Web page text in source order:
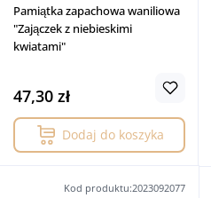
Pamiątka zapachowa waniliowa
"Zajączek z niebieskimi
kwiatami"
47,30 zł
Dodaj do koszyka
Kod produktu:2023092077